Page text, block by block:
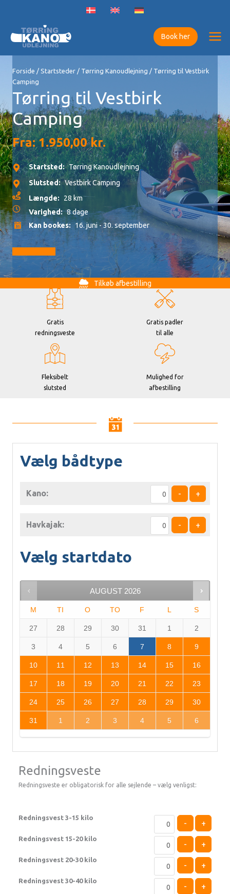
indholdet
Book her
Forside / Startsteder / Tørring Kanoudlejning / Tørring til Vestbirk
Camping
Tørring til Vestbirk
Camping
Fra:1.950,00kr.
Startsted: Tørring Kanoudlejning
Slutsted: Vestbirk Camping
Længde:
28 km
Varighed: 8 dage
Kan bookes: 16. juni - 30. september
Tilkøb afbestilling
Gratis
redningsveste
Gratis padler
til alle
Fleksibelt
slutsted
Mulighed for
afbestilling
Vælg bådtype
Kano: - +
Havkajak: - +
Vælg startdato
AUGUST 2026
M TI O TO F L S
27 28 29 30 31 1 2
3 4 5 6 7 8 9
10 11 12 13 14 15 16
17 18 19 20 21 22 23
24 25 26 27 28 29 30
31 1 2 3 4 5 6
Redningsveste
Redningsveste er obligatorisk for alle sejlende – vælg venligst:
Redningsvest 3-15 kilo
- +
Redningsvest 15-20 kilo
- +
Redningsvest 20-30 kilo
- +
Redningsvest 30-40 kilo
- +